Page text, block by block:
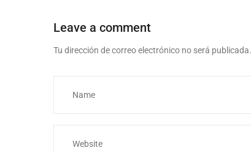
Leave a comment
Tu dirección de correo electrónico no será publicada.